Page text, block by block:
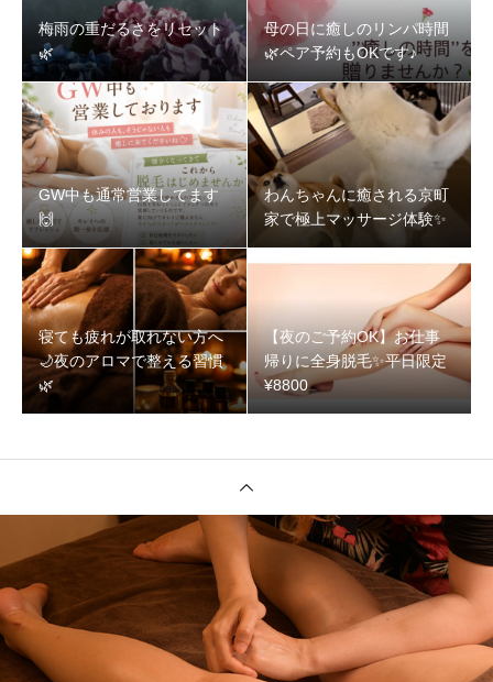
梅雨の重だるさをリセット
🌿‬
母の日に癒しのリンパ時間
🌿‬ペア予約もOKです♪
GW中も通常営業してます
🙌
わんちゃんに癒される京町
家で極上マッサージ体験✨
寝ても疲れが取れない方へ
🌙夜のアロマで整える習慣
🌿‬
【夜のご予約OK】お仕事
帰りに全身脱毛✨️平日限定
¥8800